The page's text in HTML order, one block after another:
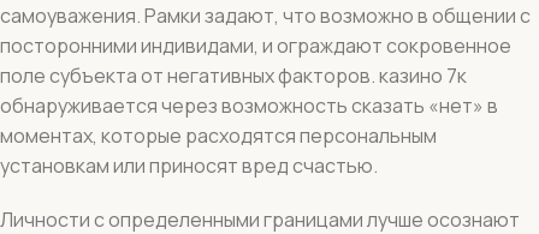
самоуважения. Рамки задают, что возможно в общении с
посторонними индивидами, и ограждают сокровенное
поле субъекта от негативных факторов. казино 7к
обнаруживается через возможность сказать «нет» в
моментах, которые расходятся персональным
установкам или приносят вред счастью.
Личности с определенными границами лучше осознают